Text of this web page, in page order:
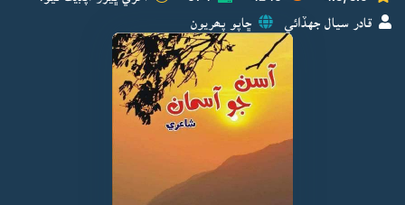
قادر سيال جهڏائي ڇاپو پھريون